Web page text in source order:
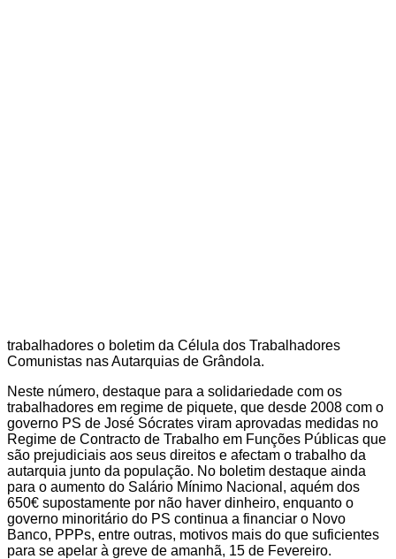
trabalhadores o boletim da Célula dos Trabalhadores
Comunistas nas Autarquias de Grândola.
Neste número, destaque para a solidariedade com os
trabalhadores em regime de piquete, que desde 2008 com o
governo PS de José Sócrates viram aprovadas medidas no
Regime de Contracto de Trabalho em Funções Públicas que
são prejudiciais aos seus direitos e afectam o trabalho da
autarquia junto da população. No boletim destaque ainda
para o aumento do Salário Mínimo Nacional, aquém dos
650€ supostamente por não haver dinheiro, enquanto o
governo minoritário do PS continua a financiar o Novo
Banco, PPPs, entre outras, motivos mais do que suficientes
para se apelar à greve de amanhã, 15 de Fevereiro.